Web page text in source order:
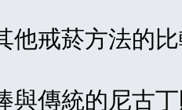
他戒菸方法的
與傳統的尼古